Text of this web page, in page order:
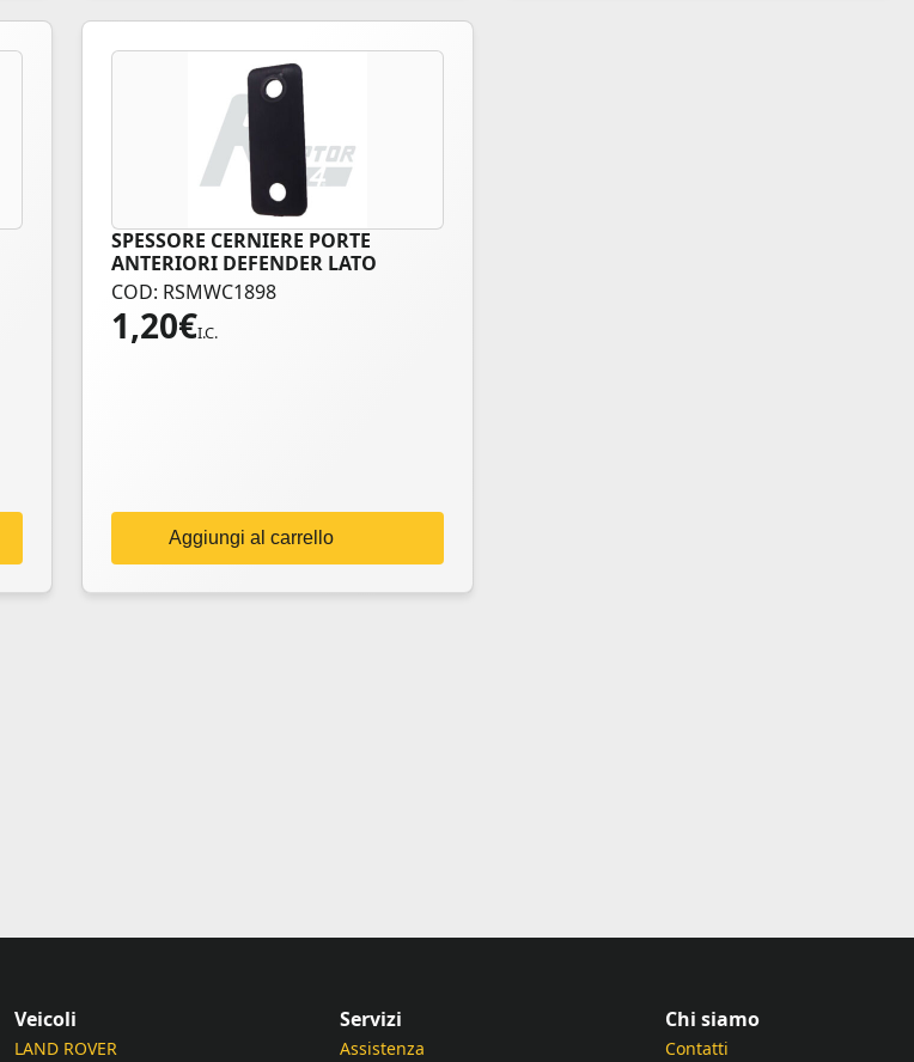
SPESSORE CERNIERE PORTE
ANTERIORI DEFENDER LATO
PORTIERA
COD: RSMWC1898
1,20€I.C.
Aggiungi al carrello
Veicoli
LAND ROVER
Servizi
Assistenza
Chi siamo
Contatti